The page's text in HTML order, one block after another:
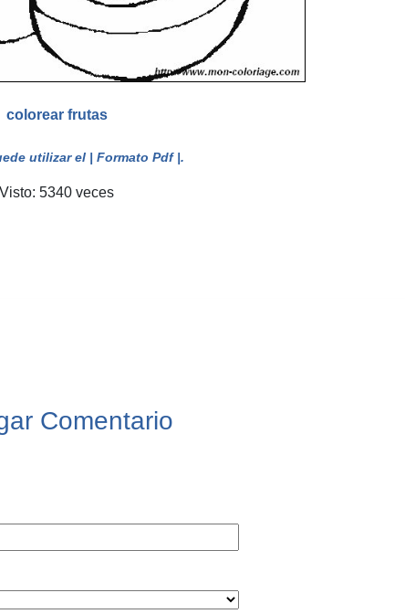
colorear frutas
utilizar el | Formato Pdf |.
Visto: 5340 veces
Comentario